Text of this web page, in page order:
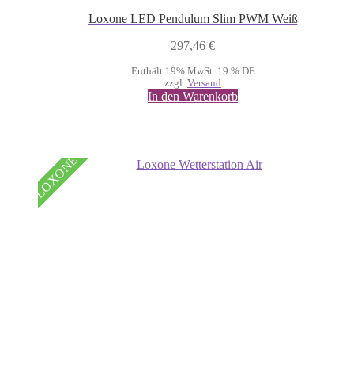
Loxone LED Pendulum Slim PWM Weiß
297,46 €
Enthält 19% MwSt. 19 % DE
zzgl. Versand
In den Warenkorb
LOXONE